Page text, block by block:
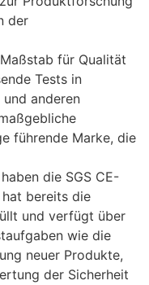
der
für Qualität
Tests in
anderen
führende Marke, die
die SGS CE-
bereits die
und verfügt über
wie die
neuer Produkte,
der Sicherheit